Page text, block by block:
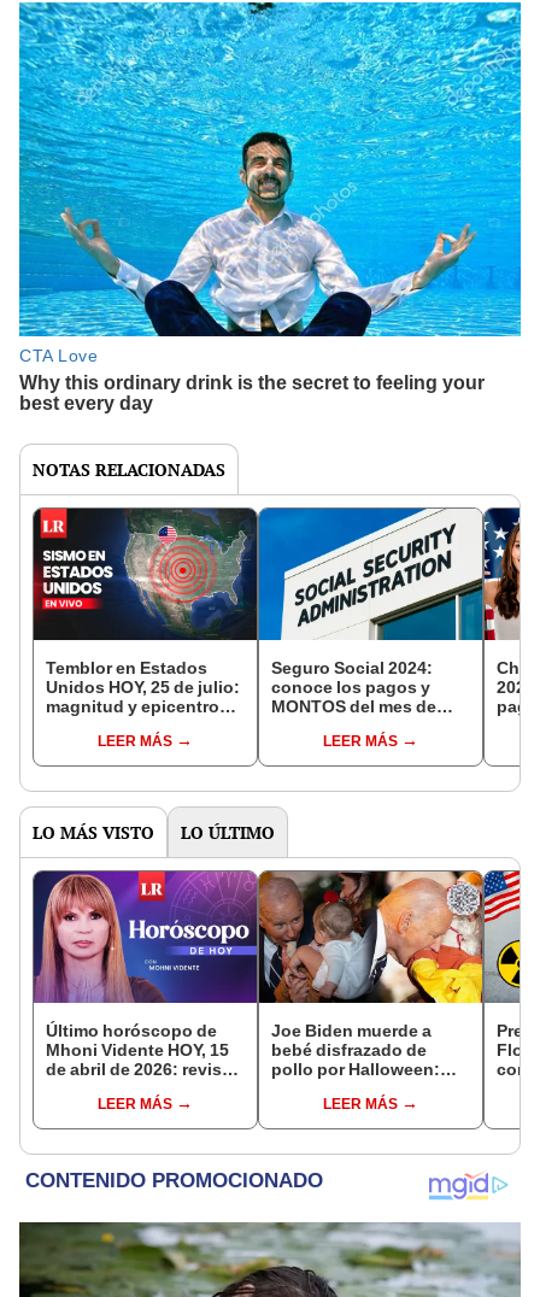
NOTAS RELACIONADAS
Temblor en Estados
Unidos HOY, 25 de julio:
magnitud y epicentro
según USGS
LEER MÁS
Seguro Social 2024:
conoce los pagos y
MONTOS del mes de
UnidosLEER MÁS
LO MÁS VISTO LO ÚLTIMO
Último horóscopo de
Mhoni Vidente HOY, 15
de abril de 2026: revisa
signo y entérate si te
espera un día
LEER MÁS
Joe Biden muerde a
bebé disfrazado de
pollo por Halloween:
la Casa Blanca
LEER MÁS